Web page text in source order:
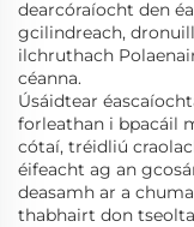
dearcóraíocht den
gcilindreach,
ilchruthach
céanna.
Úsáidtear
forleathan i bpacáil
cótaí, tréidliú
éifeacht ag an
deasamh ar a
thabhairt don